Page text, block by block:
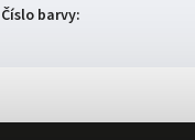
Číslo barvy: